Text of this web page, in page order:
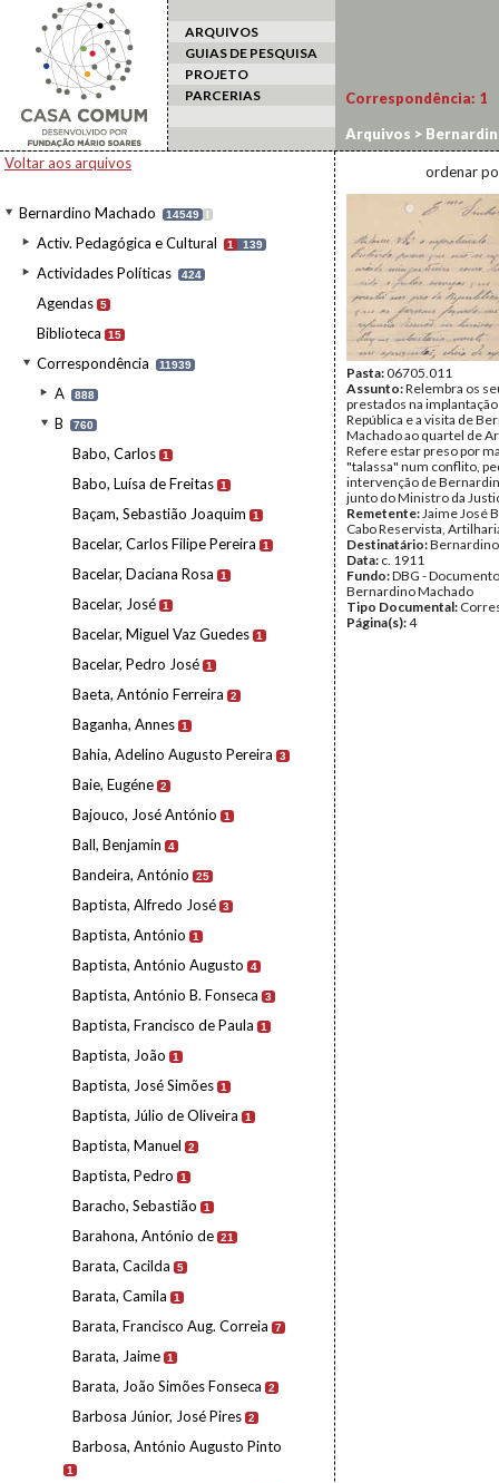
ARQUIVOS
GUIAS DE PESQUISA
PROJETO
PARCERIAS
Voltar aos arquivos
Bernardino Machado 14549 I
Activ. Pedagógica e Cultural 1 139
Actividades Políticas 424
Agendas 5
Biblioteca 15
Correspondência 11939
A 888
B 760
Babo, Carlos 1
Babo, Luísa de Freitas 1
Baçam, Sebastião Joaquim 1
Bacelar, Carlos Filipe Pereira 1
Bacelar, Daciana Rosa 1
Bacelar, José 1
Bacelar, Miguel Vaz Guedes 1
Bacelar, Pedro José 1
Baeta, António Ferreira 2
Baganha, Annes 1
Bahia, Adelino Augusto Pereira 3
Baie, Eugéne 2
Bajouco, José António 1
Ball, Benjamin 4
Bandeira, António 25
Baptista, Alfredo José 3
Baptista, António 1
Baptista, António Augusto 4
Baptista, António B. Fonseca 3
Baptista, Francisco de Paula 1
Baptista, João 1
Baptista, José Simões 1
Baptista, Júlio de Oliveira 1
Baptista, Manuel 2
Baptista, Pedro 1
Baracho, Sebastião 1
Barahona, António de 21
Barata, Cacilda 5
Barata, Camila 1
Barata, Francisco Aug. Correia 7
Barata, Jaime 1
Barata, João Simões Fonseca 2
Barbosa Júnior, José Pires 2
Barbosa, António Augusto Pinto
1
Correspondência: 1
Arquivos >
ordenar
Pasta:06705.011
Assunto:Relembra os
prestados na
República e a visita de
Machado ao quartel de
Refere estar preso por
"talassa" num conflito,
intervenção de
junto do Ministro da
Remetente:Jaime José
Cabo Reservista,
Destinatário:
Data: c. 1911
Fundo:DBG -
Bernardino Machado
Tipo Documental:
Página(s):4